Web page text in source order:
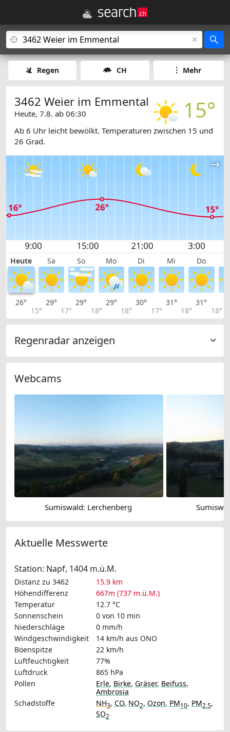
Regen CH Mehr
15°
3462 Weier im Emmental
Heute, 7.8. ab 06:30
Ab 6 Uhr leicht bewölkt. Temperaturen zwischen 15 und
26 Grad.
Heute Sa So Mo Di Mi Do
26°
15°
29°
17°
29°
18°
29°
18°
30°
17°
31°
18°
31°
18°
Regenradar anzeigen
Webcams
Sumiswald: Lerchenberg
Aktuelle Messwerte
Station: Napf, 1404 m.ü.M.
Distanz zu 3462
15.9 km
Höhendifferenz
667m (737 m.ü.M.)
Temperatur
12.7 °C
Sonnenschein
0 von 10 min
Niederschläge
0 mm/h
Windgeschwindigkeit
14 km/h aus ONO
Böenspitze
22 km/h
Luftfeuchtigkeit
77%
Luftdruck
865 hPa
Pollen
Erle, Birke, Gräser, Beifuss,
Ambrosia
Schadstoffe
NH3, CO, NO2, Ozon, PM10, PM2.5,
SO2